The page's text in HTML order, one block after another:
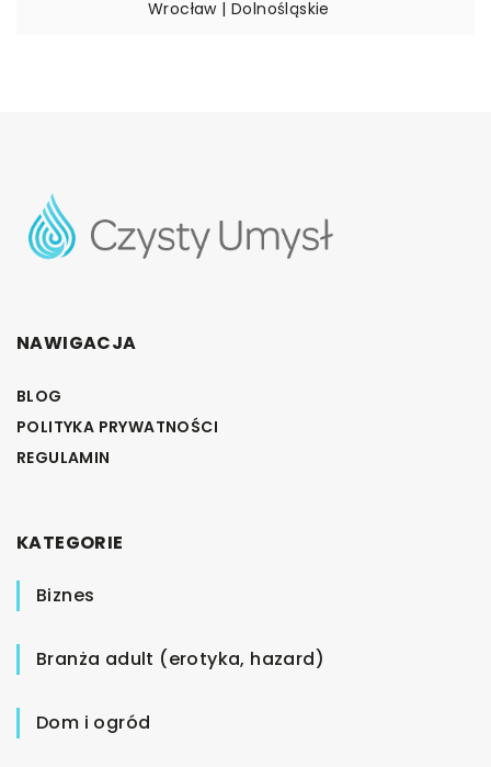
Wrocław | Dolnośląskie
NAWIGACJA
BLOG
POLITYKA PRYWATNOŚCI
REGULAMIN
KATEGORIE
Biznes
Branża adult (erotyka, hazard)
Dom i ogród